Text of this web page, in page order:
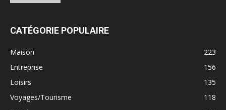
CATÉGORIE POPULAIRE
Maison
223
Entreprise
156
Loisirs
135
Voyages/Tourisme
118